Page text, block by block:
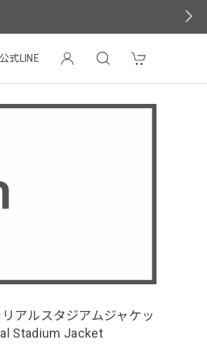
公式LINE
アルスタジアムジャケッ
Stadium Jacket